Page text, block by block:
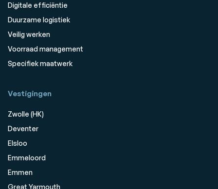
Digitale efficiëntie
Duurzame logistiek
Veilig werken
Voorraad management
Specifiek maatwerk
Vestigingen
Zwolle (HK)
Deventer
Elsloo
Emmeloord
Emmen
Great Yarmouth